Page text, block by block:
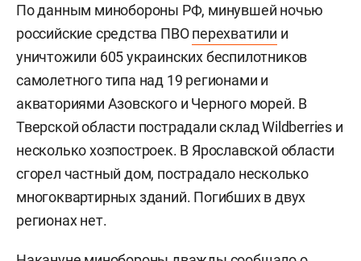
По данным минобороны РФ, минувшей ночью
российские средства ПВОперехватили и
уничтожили 605 украинских беспилотников
самолетного типа над 19 регионами и
акваториями Азовского и Черного морей. В
Тверской области пострадали склад Wildberries и
несколько хозпостроек. В Ярославской области
сгорел частный дом, пострадало несколько
многоквартирных зданий. Погибших в двух
регионах нет.